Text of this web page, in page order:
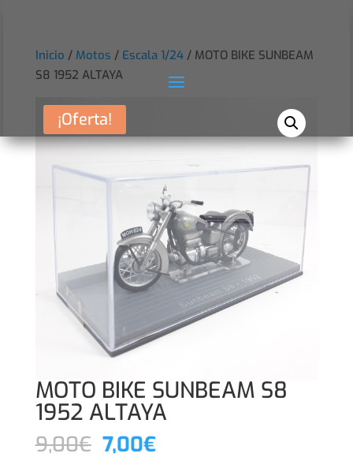
Inicio / Motos / Escala 1/24/ MOTO BIKE SUNBEAM
S8 1952 ALTAYA
¡Oferta!
MOTO BIKE SUNBEAM S8
1952 ALTAYA
9,00€ El
7,00€El